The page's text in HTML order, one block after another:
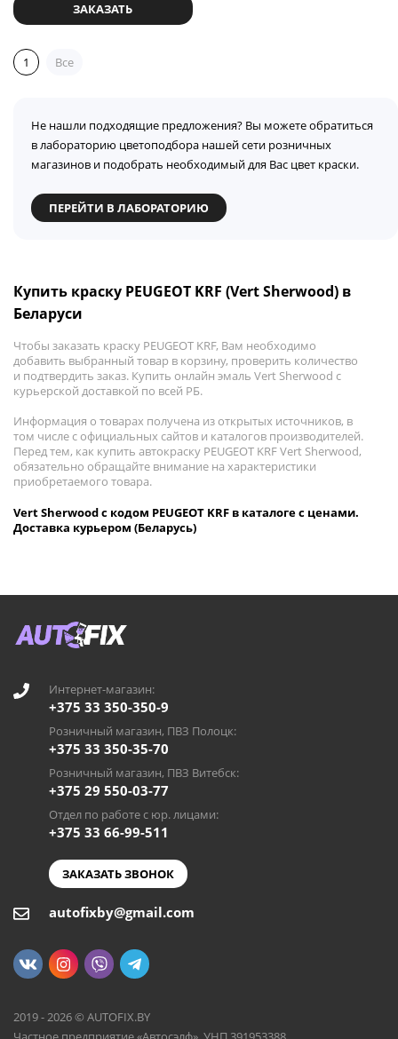
ЗАКАЗАТЬ
1 Все
Не нашли подходящие предложения? Вы можете обратиться
в лабораторию цветоподбора нашей сети розничных
магазинов и подобрать необходимый для Вас цвет краски.
ПЕРЕЙТИ В ЛАБОРАТОРИЮ
Купить краску PEUGEOT KRF (Vert Sherwood) в
Беларуси
Чтобы заказать краску PEUGEOT KRF, Вам необходимо
добавить выбранный товар в корзину, проверить количество
и подтвердить заказ. Купить онлайн эмаль Vert Sherwood с
курьерской доставкой по всей РБ.
Информация о товарах получена из открытых источников, в
том числе с официальных сайтов и каталогов производителей.
Перед тем, как купить автокраску PEUGEOT KRF Vert Sherwood,
обязательно обращайте внимание на характеристики
приобретаемого товара.
Vert Sherwood с кодом PEUGEOT KRF в каталоге с ценами.
Доставка курьером (Беларусь)
Интернет-магазин:
+375 33 350-350-9
Розничный магазин, ПВЗ Полоцк:
+375 33 350-35-70
Розничный магазин, ПВЗ Витебск:
+375 29 550-03-77
Отдел по работе с юр. лицами:
+375 33 66-99-511
ЗАКАЗАТЬ ЗВОНОК
autofixby@gmail.com
2019 - 2026 © AUTOFIX.BY